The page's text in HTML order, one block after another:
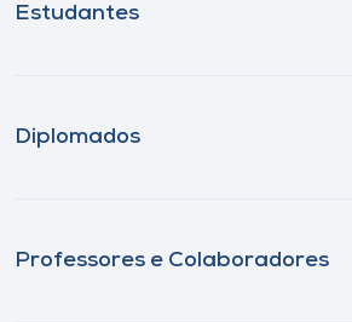
Estudantes
Diplomados
Professores e Colaboradores